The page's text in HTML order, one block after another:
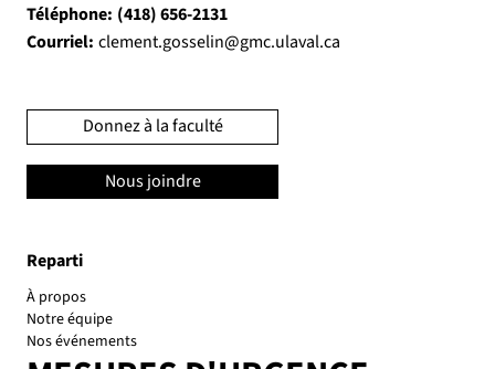
Reparti
À propos
Notre équipe
Nos événements
Téléphone: (418) 656-2131
Courriel: clement.gosselin@gmc.ulaval.ca
Donnez à la faculté
Nous joindre